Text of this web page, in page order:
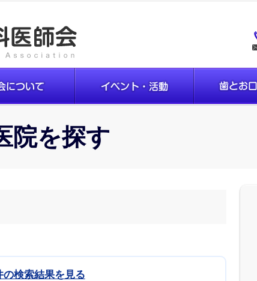
院を探す
の検索結果を見る